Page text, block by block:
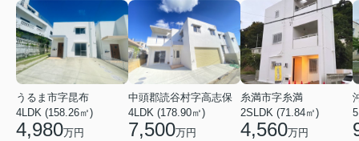
うるま市字昆布
4LDK (158.26㎡)
4,980万円
中頭郡読谷村字高志保
4LDK (178.90㎡)
7,500万円
糸満市字糸満
2SLDK (71.84㎡)
4,560万円